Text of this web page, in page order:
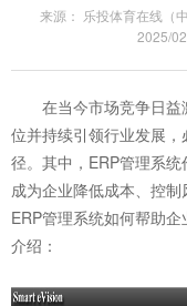
来源： 乐投体育在线（
2025/
在当今市场竞争日益
位并持续引领行业发展
径。其中，ERP管理系
成为企业降低成本、控
ERP管理系统如何帮助企
介绍：